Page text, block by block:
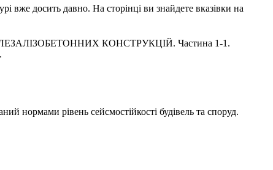
вже досить давно. На сторінці ви знайдете вказівки на
КОНСТРУКЦІЙ. Частина 1-1.
нормами рівень сейсмостійкості будівель та споруд.